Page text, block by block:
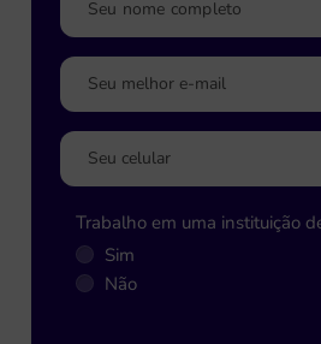
Trabalho em uma instituição
Sim
Não